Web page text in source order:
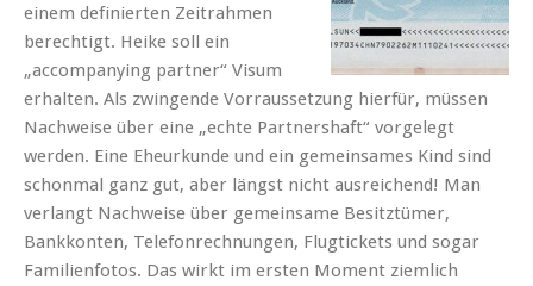
einem definierten Zeitrahmen
berechtigt. Heike soll ein
„accompanying partner“ Visum
erhalten. Als zwingende Vorraussetzung hierfür, müssen
Nachweise über eine „echte Partnershaft“ vorgelegt
werden. Eine Eheurkunde und ein gemeinsames Kind sind
schonmal ganz gut, aber längst nicht ausreichend! Man
verlangt Nachweise über gemeinsame Besitztümer,
Bankkonten, Telefonrechnungen, Flugtickets und sogar
Familienfotos. Das wirkt im ersten Moment ziemlich